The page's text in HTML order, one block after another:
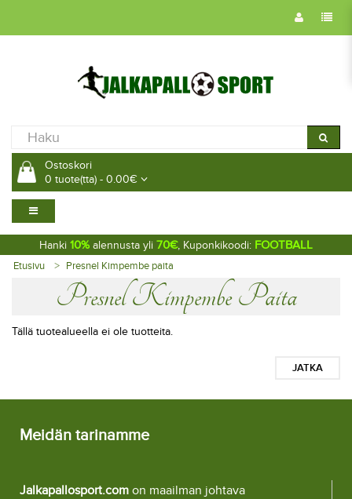
Ostoskori
0 tuote(tta) - 0.00€
Hanki 10% alennusta yli 70€, Kuponkikoodi: FOOTBALL
Etusivu Presnel Kimpembe paita
Presnel Kimpembe Paita
Tällä tuotealueella ei ole tuotteita.
JATKA
Meidän tarinamme
Jalkapallosport.com on maailman johtava